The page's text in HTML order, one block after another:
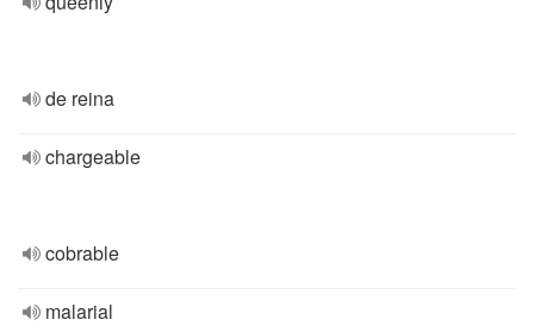
de reina
chargeable
cobrable
malarial